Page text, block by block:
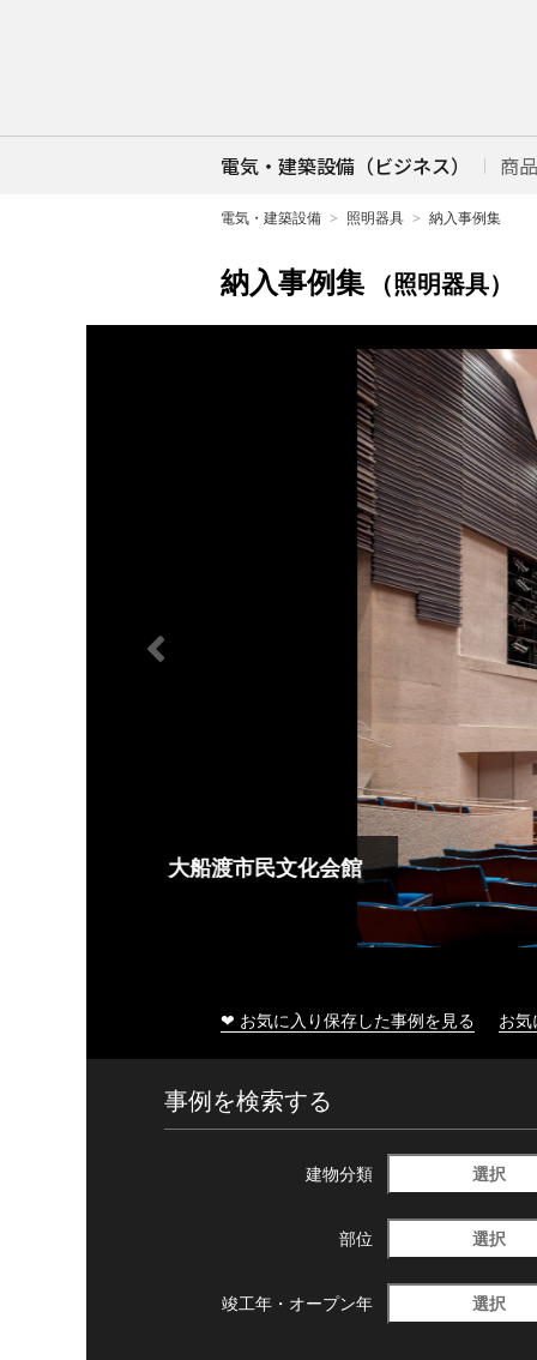
電気・建築設備（ビジネス） 商
電気・建築設備 照明器具 納入事例集
納入事例集 （照明器具）
大船渡市民文化会館
❤ お気に入り保存した事例を見る お
事例を検索する
建物分類 選択
部位 選択
竣工年・ オープン年 選択